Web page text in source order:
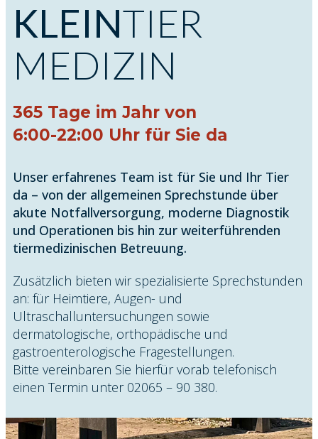
KLEINTIER
MEDIZIN
365 Tage im Jahr von
6:00-22:00 Uhr für Sie da
Unser erfahrenes Team ist fü​​r Sie und Ihr Tier
da – von der allgemeinen Sprechstunde über
akute Notfallversorgung, moderne Diagnostik
und Operationen bis hin zur weiterführenden
tiermedizinischen Betreuung.
Zusätzlich bieten wir spezialisierte Sprechstunden
an: für Heimtiere, Augen- und
Ultraschalluntersuchungen sowie
dermatologische, orthopädische und
gastroenterologische Fragestellungen.
Bitte vereinbaren Sie hierfür vorab telefonisch
einen Termin unter 02065 – 90 380.